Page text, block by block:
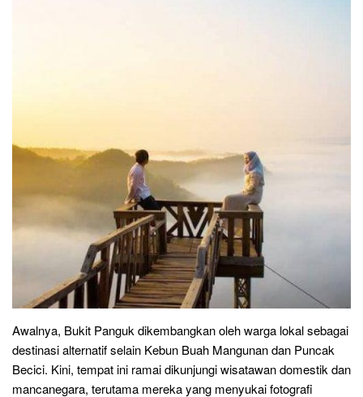
Awalnya, Bukit Panguk dikembangkan oleh warga lokal sebagai
destinasi alternatif selain Kebun Buah Mangunan dan Puncak
Becici. Kini, tempat ini ramai dikunjungi wisatawan domestik dan
mancanegara, terutama mereka yang menyukai fotografi